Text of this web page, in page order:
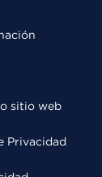
sitio web
Privacidad